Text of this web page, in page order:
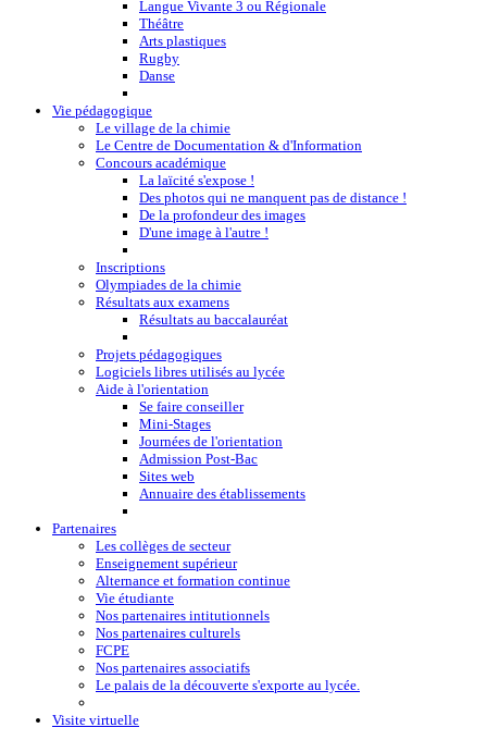
Langue Vivante 3 ou Régionale
Théâtre
Arts plastiques
Rugby
Danse
Vie pédagogique
Le village de la chimie
Le Centre de Documentation & d'Information
Concours académique
La laïcité s'expose !
Des photos qui ne manquent pas de distance !
De la profondeur des images
D'une image à l'autre !
Inscriptions
Olympiades de la chimie
Résultats aux examens
Résultats au baccalauréat
Projets pédagogiques
Logiciels libres utilisés au lycée
Aide à l'orientation
Se faire conseiller
Mini-Stages
Journées de l'orientation
Admission Post-Bac
Sites web
Annuaire des établissements
Partenaires
Les collèges de secteur
Enseignement supérieur
Alternance et formation continue
Vie étudiante
Nos partenaires intitutionnels
Nos partenaires culturels
FCPE
Nos partenaires associatifs
Le palais de la découverte s'exporte au lycée.
Visite virtuelle